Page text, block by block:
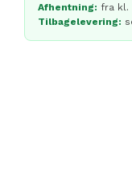
Afhentning: fra kl.
Tilbagelevering: